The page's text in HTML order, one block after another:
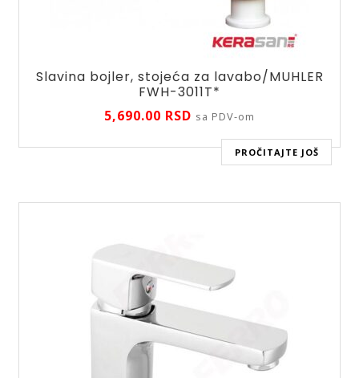
Slavina bojler, stojeća za lavabo/MUHLER
FWH-3011T*
5,690.00 RSD sa PDV-om
PROČITAJTE JOŠ